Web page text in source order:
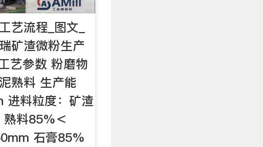
艺流程_图文_
矿渣微粉生产
艺参数 粉磨物
熟料 生产能
料粒度：矿渣
料85%＜
石膏85%